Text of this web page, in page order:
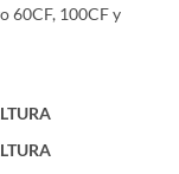
60CF, 100CF y